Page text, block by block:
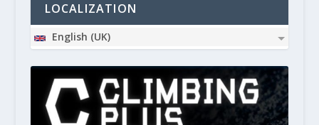
LOCALIZATION
English (UK)